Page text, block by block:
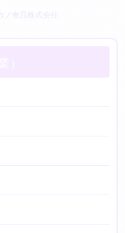
ノ食品株式会社